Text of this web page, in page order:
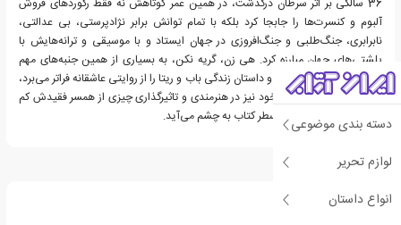
دسته بندی موضوعی
لوازم تحریر
انواع داستان
آلبوم و کنسرت‌ها را جابجا کرد بلکه با تمام توانش برابر نژادپرستی، بی عدالتی،
نابرابری، جنگ‎‌طلبی و جنگ‌افروزی در جهان ایستاد و با موسیقی و ترانه‌هایش با
پلشتی‌های جهان مبارزه کرد. هی زن، گریه نکن، به بسیاری از همین جنبه‌های مهم
زندگی باب مارلی پرداخته و داستان زندگی باب و ریتا را از روایتی عاشقانه فراتر می‌برد،
به خاصه که زن روایت‌گر خود نیز در هنرمندی و تاثیرگذاری چیزی از همسر فقیدش کم
ندارد و این مهم در سطر سطر کتاب به چشم می‌آید.
درباره ریتا مارلی